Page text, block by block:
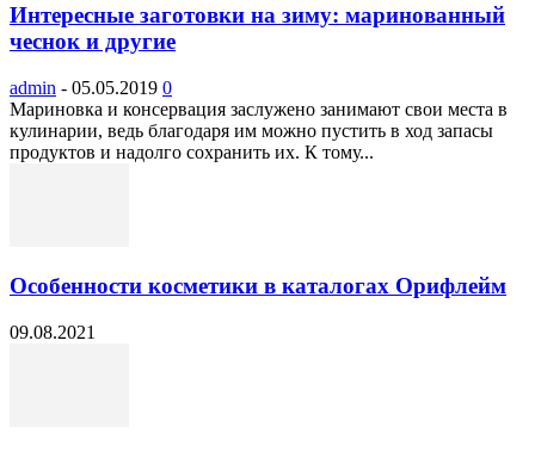
Интересные заготовки на зиму: маринованный
чеснок и другие
admin - 05.05.2019 0
Мариновка и консервация заслужено занимают свои места в
кулинарии, ведь благодаря им можно пустить в ход запасы
продуктов и надолго сохранить их. К тому...
Особенности косметики в каталогах Орифлейм
09.08.2021